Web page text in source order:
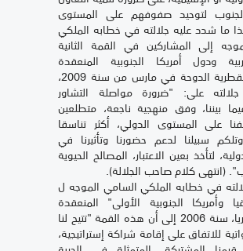
لتوحيد صفوفهم على المستوى
ما شدد عليه جلالته في خطابه الملكي
إلى المشاركين في القمة الثانية
ودول أمريكا الجنوبية المنعقدة
بالعاصمة القطرية الدوحة في مارس من سنة 2009،
على: "ضرورة مواصلة التشاور
بيننا، وفق منهجية ناجعة، متطلعين
على المستوى الدولي، أكثر تناسقا
سبيلنا لدعم حضورنا وتأثيرنا في
لتأخذ بعين الاعتبار، المصالح الحيوية
(انتهى كلام صاحب الجلالة).
في خطابه الملكي السامي الموجه ل
وأمريكا الجنوبية الأولى" المنعقدة
بأبوجا، بنيجيريا، سنة 2006 إلى أن هذه القمة "تتيح لنا
للاتفاق على إقامة شراكة إستراتيجية،